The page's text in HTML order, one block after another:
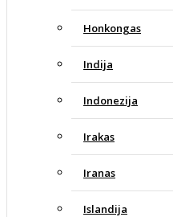
Honkongas
Indija
Indonezija
Irakas
Iranas
Islandija